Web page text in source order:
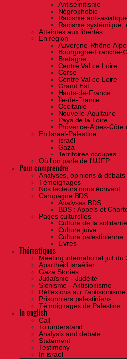
Antisémitisme
Négrophobie
Racisme anti-
Racisme systémique,
Atteintes aux libertés
En région
Auvergne-Rhône-
Bourgogne-Franche-
Bretagne
Centre Val de Loire
Corse
Centre Val de Loire
Grand Est
Hauts-de-France
Île-de-France
Occitanie
Nouvelle-Aquitaine
Pays de la Loire
Provence-Alpes-Côte
En Israël-Palestine
Israël
Gaza
Territoires occupés
Où l'on parle de l'UJFP
Pour comprendre
Analyses, opinions & débats
Témoignages
Nos lecteurs nous écrivent
Campagne BDS
Analyses BDS
BDS : Appels et
Pages culturelles
Culture de la solidarité
Culture juive
Culture palestinienne
Livres
Thématiques
Meeting international juif
Apartheid israélien
Gaza Stories
Judaïsme - Judéité
Sionisme - Antisionisme
Réflexions sur l’antisionisme
Prisonniers palestiniens
Témoignages de Palestine
In english
Call
To understand
Analysis and debate
Statement
Testimony
In israel